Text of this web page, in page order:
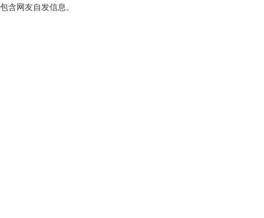
包含网友自发信息。